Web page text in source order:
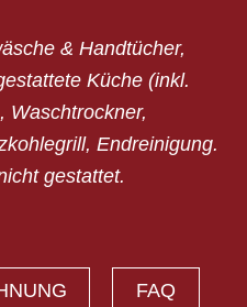
& Handtücher,
Küche (inkl.
Waschtrockner,
Endreinigung.
gestattet.
FAQ